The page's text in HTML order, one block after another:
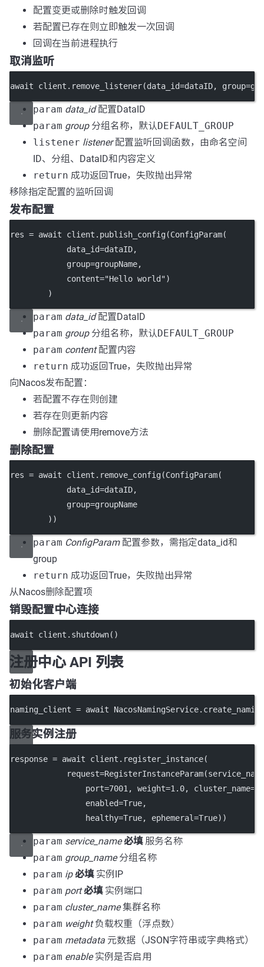
配置变更或删除时触发回调
若配置已存在则立即触发一次回调
回调在当前进程执行
取消监听
await client.remove_listener(data_id=dataID,
param data_id配置DataID
param group分组名称，默认DEFAULT_GROUP
listener listener配置监听回调函数，由命名空间
ID、分组、DataID和内容定义
return 成功返回True，失败抛出异常
移除指定配置的监听回调
发布配置
res = await client.publish_config(ConfigParam(
            data_id=dataID,
            group=groupName,
            content="Hello world")
        )
param data_id配置DataID
param group分组名称，默认DEFAULT_GROUP
param content配置内容
return 成功返回True，失败抛出异常
向Nacos发布配置：
若配置不存在则创建
若存在则更新内容
删除配置请使用remove方法
删除配置
res = await client.remove_config(ConfigParam(
            data_id=dataID,
            group=groupName
        ))
param ConfigParam配置参数，需指定data_id和
group
return 成功返回True，失败抛出异常
从Nacos删除配置项
销毁配置中心连接
await client.shutdown()
注册中心 API 列表
初始化客户端
naming_client = await
服务实例注册
response = await client.register_instance(
request=RegisterInstanceParam(service_name
port=7001 , weight=1.0, cluster_name=
enabled=True,
healthy=True, ephemeral=True))
param service_name 必填服务名称
param group_name分组名称
param ip 必填实例IP
param port 必填实例端口
param cluster_name集群名称
param weight负载权重（浮点数）
param metadata 元数据（JSON字符串或字典格式）
param enable实例是否启用